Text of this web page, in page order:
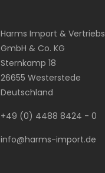
Harms Import & Vertriebs
GmbH & Co. KG
Sternkamp 18
26655 Westerstede
Deutschland
+49 (0) 4488 8424 - 0
info@harms-import.de